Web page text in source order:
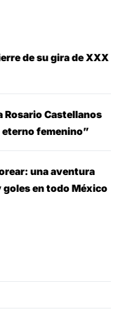
de su gira de XXX
Rosario Castellanos
eterno femenino”
una aventura
en todo México